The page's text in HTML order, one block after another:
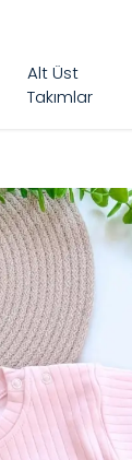
Alt Üst
Takımlar